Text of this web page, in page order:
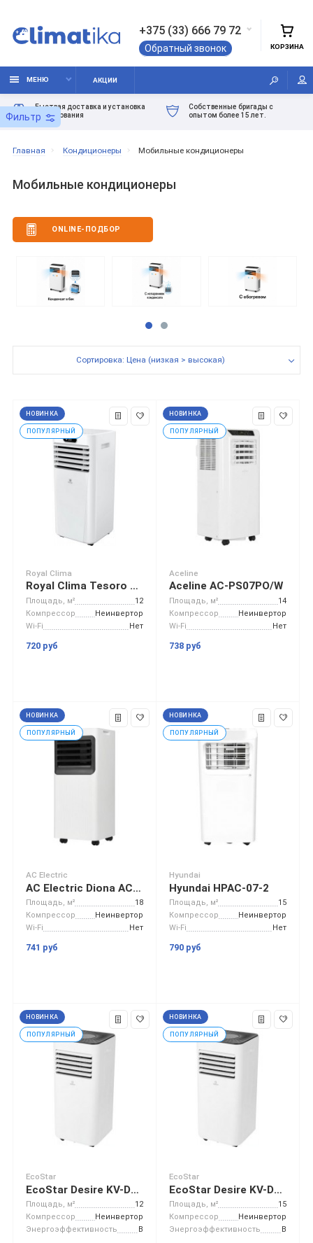
+375 (33) 666 79 72
Обратный звонок КОРЗИНА
МЕНЮ АКЦИИ
Быстрая доставка и установка
оборудования
Собственные бригады с
опытом более 15 лет.
Главная Кондиционеры Мобильные кондиционеры
Мобильные кондиционеры
ONLINE-ПОДБОР
Фильтр
Сортировка: Цена (низкая > высокая)
НОВИНКА
ПОПУЛЯРНЫЙ
Royal Clima
Royal Clima Tesoro RM-TS17CH-E
Площадь, м²
12
Компрессор
Неинвертор
Wi-Fi
Нет
720 руб
НОВИНКА
ПОПУЛЯРНЫЙ
Aceline
Aceline AC-PS07PO/W
Площадь, м²
14
Компрессор
Неинвертор
Wi-Fi
Нет
738 руб
НОВИНКА
ПОПУЛЯРНЫЙ
AC Electric
AC Electric Diona ACE-07 TR/N6
Площадь, м²
18
Компрессор
Неинвертор
Wi-Fi
Нет
741 руб
НОВИНКА
ПОПУЛЯРНЫЙ
Hyundai
Hyundai HPAC-07-2
Площадь, м²
15
Компрессор
Неинвертор
Wi-Fi
Нет
790 руб
НОВИНКА
ПОПУЛЯРНЫЙ
EcoStar
EcoStar Desire KV-DS05CH-E
Площадь, м²
12
Компрессор
Неинвертор
Энергоэффективность
B
НОВИНКА
ПОПУЛЯРНЫЙ
EcoStar
EcoStar Desire KV-DS07CH-E
Площадь, м²
15
Компрессор
Неинвертор
Энергоэффективность
B